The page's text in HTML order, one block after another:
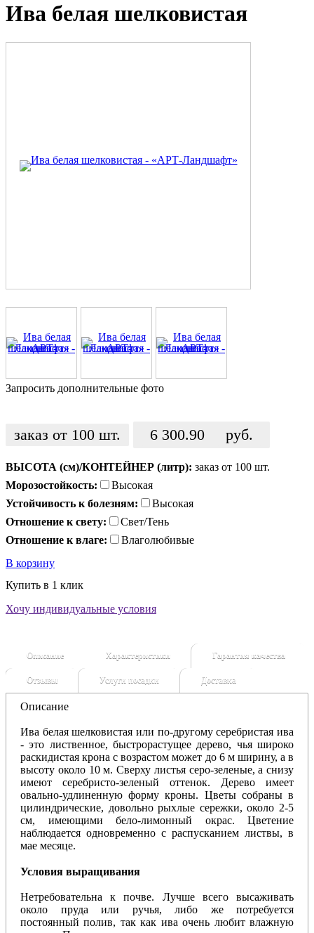
Ива белая шелковистая
Запросить дополнительные фото
заказ от 100 шт. 6 300.90 руб.
ВЫСОТА (см)/КОНТЕЙНЕР (литр): заказ от 100 шт.
Морозостойкость:
Высокая
Устойчивость к болезням:
Высокая
Отношение к свету:
Свет/Тень
Отношение к влаге:
Влаголюбивые
В корзину
Купить в 1 клик
Хочу индивидуальные условия
Описание Характеристики Гарантия качества
Отзывы Услуги посадки Доставка
Описание
Ива белая шелковистая или по-другому серебристая ива
- это лиственное, быстрорастущее дерево, чья широко
раскидистая крона с возрастом может до 6 м ширину, а в
высоту около 10 м. Сверху листья серо-зеленые, а снизу
имеют серебристо-зеленый оттенок. Дерево имеет
овально-удлиненную форму кроны. Цветы собраны в
цилиндрические, довольно рыхлые сережки, около 2-5
см, имеющими бело-лимонный окрас. Цветение
наблюдается одновременно с распусканием листвы, в
мае месяце.
Условия выращивания
Нетребовательна к почве. Лучше всего высаживать
около пруда или ручья, либо же потребуется
постоянный полив, так как ива очень любит влажную